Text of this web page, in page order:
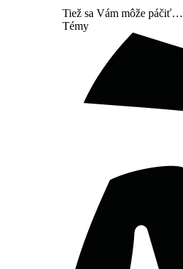
Tiež sa Vám môže páčiť…
Témy